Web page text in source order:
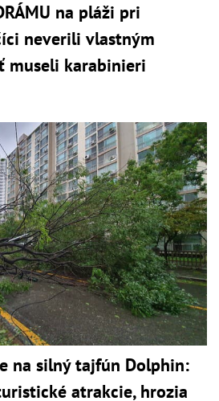
na pláži pri
neverili vlastným
museli karabinieri
na silný tajfún Dolphin:
atrakcie, hrozia